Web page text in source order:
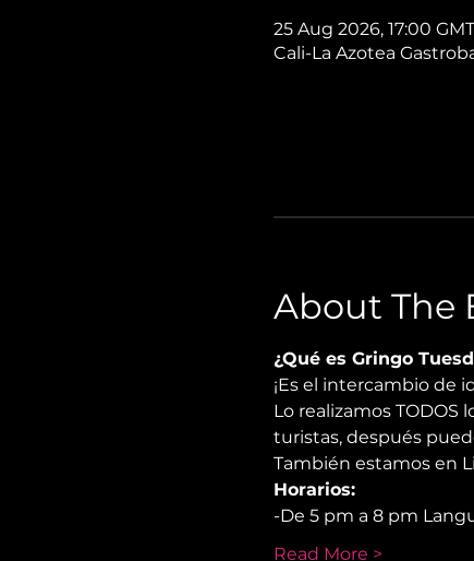
25 Aug 2026, 17:00
Cali-La Azotea
About The
¿Qué es Gringo
¡Es el intercambio de
Lo realizamos
turistas, después
También estamos en
Horarios:
-De 5 pm a 8 pm
Read More >